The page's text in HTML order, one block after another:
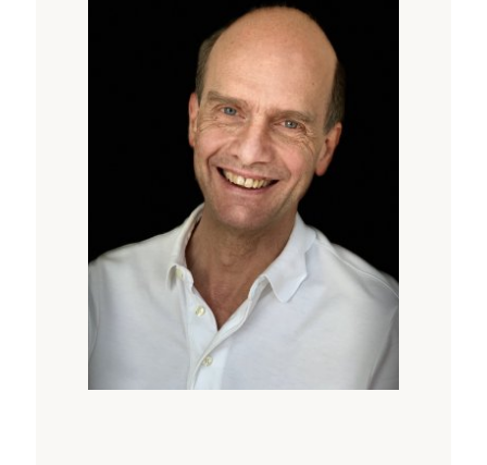
Vitaminpräparaten den Überblick behalten?
Hinzu kommt die Abwägung zwischen
natürlichen und künstlichen Vitaminen.
Informieren Sie sich, wann ein Vitamin eines
ist, welche Sie benötigen und woher sie
Die kniffeligsten Fragen zu den Vitaminen
• Wie wird Vitaminmangel erkannt?
• Wie viele und welche braucht der
Mensch?
• Ab welcher Dosis wirken Vitamine